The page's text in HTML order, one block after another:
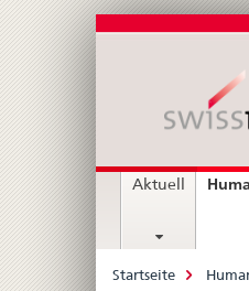
Aktuell
Startseite